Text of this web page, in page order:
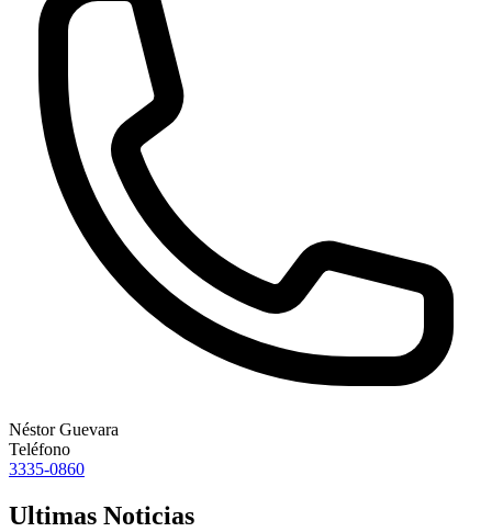
Néstor Guevara
Teléfono
3335-0860
Ultimas Noticias